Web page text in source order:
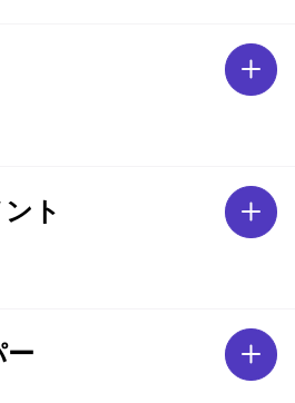
ト
ー